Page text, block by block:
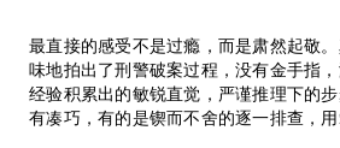
最直接的感受不是过瘾，而是肃然起敬
味地拍出了刑警破案过程，没有金手指
经验积累出的敏锐直觉，严谨推理下的
有凑巧，有的是锲而不舍的逐一排查，用